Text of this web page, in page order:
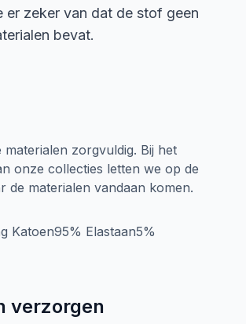
er zeker van dat de stof geen
bevat.
materialen zorgvuldig. Bij het
onze collecties letten we op de
de materialen vandaan komen.
Katoen95% Elastaan5%
verzorgen